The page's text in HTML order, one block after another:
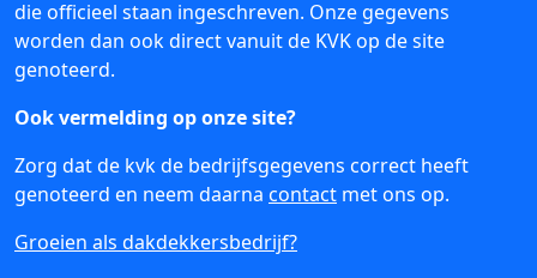
die officieel staan ingeschreven. Onze gegevens
worden dan ook direct vanuit de KVK op de site
genoteerd.
Ook vermelding op onze site?
Zorg dat de kvk de bedrijfsgegevens correct heeft
genoteerd en neem daarna contact met ons op.
Groeien als dakdekkersbedrijf?